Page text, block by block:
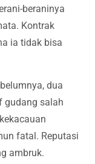
beraninya
Kontrak
ia tidak bisa
dua
gudang salah
fatal. Reputasi
ambruk.